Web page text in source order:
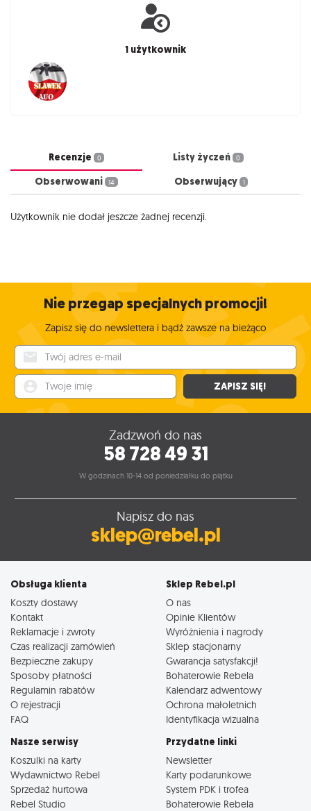
1 użytkownik
Recenzje 0 Listy życzeń 0
Obserwowani 14 Obserwujący 1
Użytkownik nie dodał jeszcze żadnej recenzji.
Nie przegap specjalnych promocji!
Zapisz się do newslettera i bądź zawsze na bieżąco
ZAPISZ SIĘ!
Zadzwoń do nas
58 728 49 31
W godzinach 10-14 od poniedziałku do piątku
Napisz do nas
sklep@rebel.pl
Obsługa klienta
Koszty dostawy
Kontakt
Reklamacje i zwroty
Czas realizacji zamówień
Bezpieczne zakupy
Sposoby płatności
Regulamin rabatów
O rejestracji
FAQ
Sklep Rebel.pl
O nas
Opinie Klientów
Wyróżnienia i nagrody
Sklep stacjonarny
Gwarancja satysfakcji!
Bohaterowie Rebela
Kalendarz adwentowy
Ochrona małoletnich
Identyfikacja wizualna
Nasze serwisy
Koszulki na karty
Wydawnictwo Rebel
Sprzedaż hurtowa
Rebel Studio
Przydatne linki
Newsletter
Karty podarunkowe
System PDK i trofea
Bohaterowie Rebela